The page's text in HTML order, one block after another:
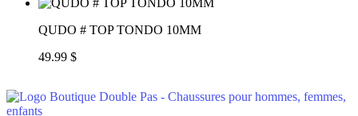
QUDO # TOP TONDO 10MM
49.99 $